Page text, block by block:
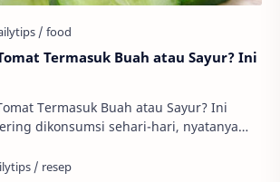
Termasuk Buah atau Sayur? Ini
Termasuk Buah atau Sayur? Ini
dikonsumsi sehari-hari, nyatanya